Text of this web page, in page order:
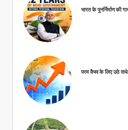
भारत के पुनर्निर्माण की
परम वैभव के लिए उठे